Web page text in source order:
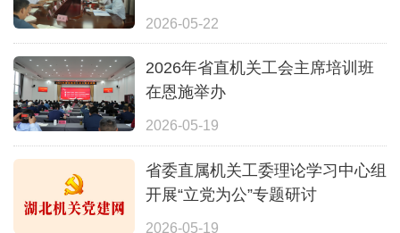
2026-05-22
2026年省直机关工会主席培训班
在恩施举办
2026-05-19
省委直属机关工委理论学习中心组
开展“立党为公”专题研讨
2026-05-19